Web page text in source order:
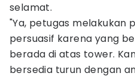
selamat.
"Ya, petugas melakukan
persuasif karena yang
berada di atas tower.
bersedia turun dengan